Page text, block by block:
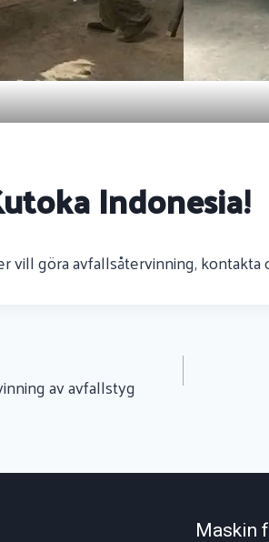
Indonesia!
vill göra avfallsåtervinning,
av avfallstyg
Maskin